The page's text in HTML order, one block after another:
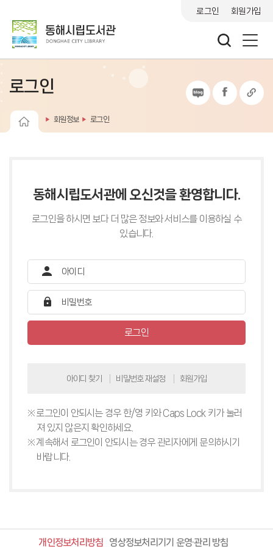
로그인 회원가입
로그인
회원정보 로그인
동해시립도서관에 오신것을 환영합니다.
로그인을 하시면 보다 더 많은 정보와 서비스를 이용하실 수
있습니다.
로그인
아이디 찾기 비밀번호 재설정 회원가입
로그인이 안되시는 경우 한/영 키와 Caps Lock 키가 눌러
져 있지 않은지 확인하세요.
계속해서 로그인이 안되시는 경우 관리자에게 문의하시기
바랍니다.
개인정보처리방침 영상정보처리기기 운영·관리 방침